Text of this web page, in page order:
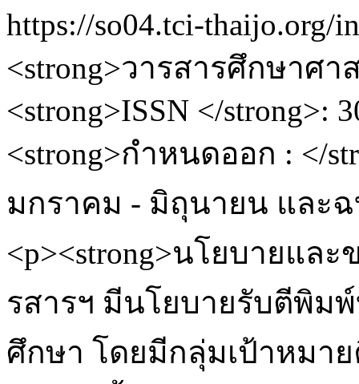
https://so04.tci-thaijo.org/
<strong>วารสารศึกษาศา
<strong>ISSN </strong>:
<strong>กำหนดออก : </
มกราคม - มิถุนายน และ
<p><strong>นโยบายแล
รสารฯ มีนโยบายรับตีพิม
ศึกษา โดยมีกลุ่มเป้าหม